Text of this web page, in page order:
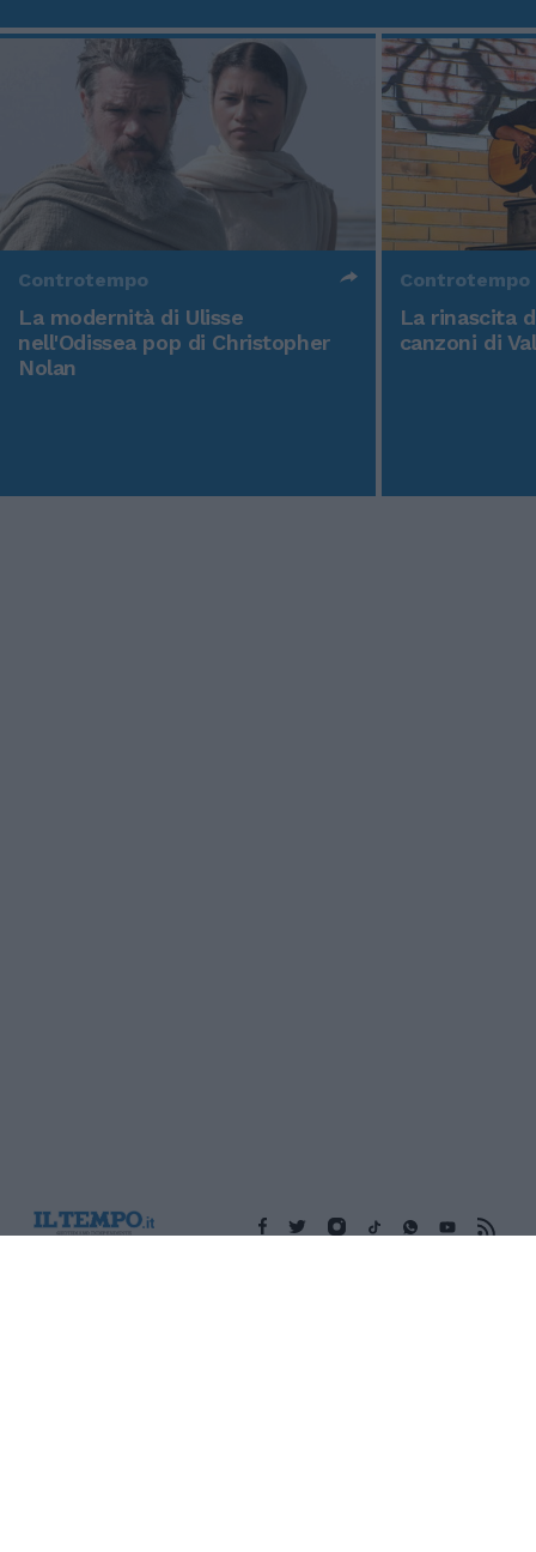
Controtempo
La modernità di Ulisse
nell'Odissea pop di Christopher
Nolan
Controtempo
La rinascita
canzoni di